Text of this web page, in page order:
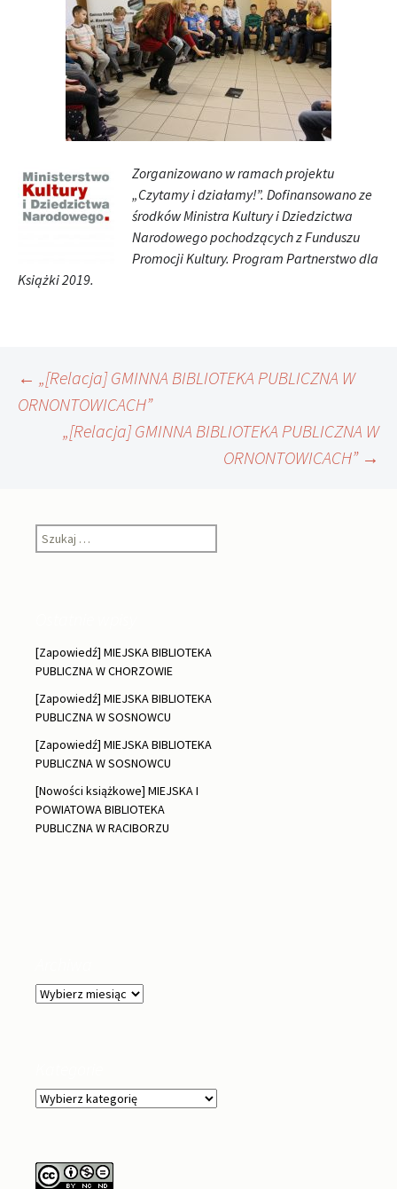
Zorganizowano w ramach projektu
„Czytamy i działamy!”. Dofinansowano ze
środków Ministra Kultury i Dziedzictwa
Narodowego pochodzących z Funduszu
Promocji Kultury. Program Partnerstwo dla
Książki 2019.
Nawigacja
wpisu
← „[Relacja] GMINNA BIBLIOTEKA PUBLICZNA W
ORNONTOWICACH”
„[Relacja] GMINNA BIBLIOTEKA PUBLICZNA W
ORNONTOWICACH” →
Szukaj:
[Zapowiedź] MIEJSKA BIBLIOTEKA
PUBLICZNA W CHORZOWIE
[Zapowiedź] MIEJSKA BIBLIOTEKA
PUBLICZNA W SOSNOWCU
[Zapowiedź] MIEJSKA BIBLIOTEKA
PUBLICZNA W SOSNOWCU
[Nowości książkowe] MIEJSKA I
POWIATOWA BIBLIOTEKA
PUBLICZNA W RACIBORZU
Archiwa
Kategorie